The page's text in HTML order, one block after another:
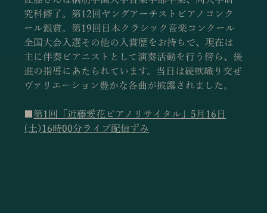
究科修了。第12回ヤングアーチストピアノコンク
ール銀賞。第19回日本クラシック音楽コンクール
全国大会入選その他の入賞歴をお持ちで、現在は
主に伴奏ピアニストとして演奏活動を行う傍ら、後
進の指導にあたられています。当日は硬軟織り交ぜ
ヴァリエーション豊かな各曲が披露されました。
第1回「近藤愛花ピアノリサイタル」5月16日
(土)16時00分ライブ配信ずみ